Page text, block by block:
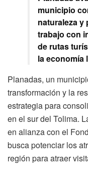
municipio
naturaleza y
trabajo con
de rutas
la economía
Planadas, un
transformación y la
estrategia para
en el sur del Tolima.
en alianza con el
busca potenciar los
región para atraer